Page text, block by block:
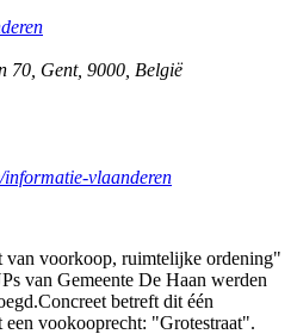
70 Gent, 9000 België
vlaanderen
van voorkoop, ruimtelijke ordening"
van Gemeente De Haan werden
betreft dit één
vookooprecht: "Grotestraat".